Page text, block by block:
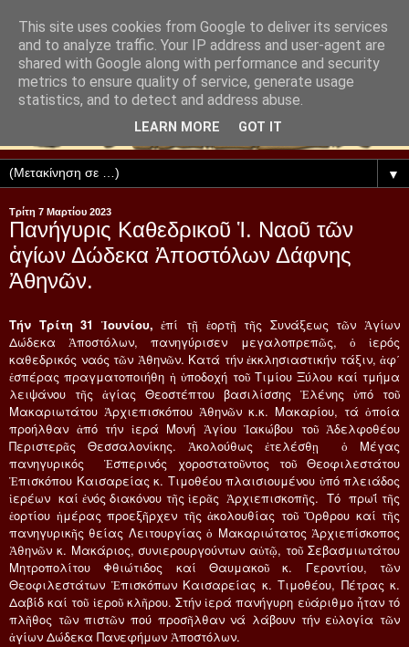
▼
Τρίτη 7 Μαρτίου 2023
Πανήγυρις Καθεδρικοῦ Ἱ. Ναοῦ τῶν
ἁγίων Δώδεκα Ἀποστόλων Δάφνης
Ἀθηνῶν.
Τήν Τρίτη 31 Ἰουνίου,ἐπί τῇ ἑορτῇ τῆς Συνάξεως τῶν Ἁγίων
Δώδεκα Ἀποστόλων, πανηγύρισεν μεγαλοπρεπῶς, ὁ ἱερός
καθεδρικός ναός τῶν Ἀθηνῶν. Κατά τήν ἐκκλησιαστικήν τάξιν, ἀφ΄
ἑσπέρας πραγματοποιήθη ἡ ὑποδοχή τοῦ Τιμίου Ξύλου καί τμήμα
λειψάνου τῆς ἁγίας Θεοστέπτου βασιλίσσης Ἐλένης ὑπό τοῦ
Μακαριωτάτου Ἀρχιεπισκόπου Ἀθηνῶν κ.κ. Μακαρίου, τά ὁποία
προήλθαν ἀπό τήν ἱερά Μονή Ἁγίου Ἰακώβου τοῦ Ἀδελφοθέου
Περιστερᾶς Θεσσαλονίκης. Ἀκολούθως ἐτελέσθῃ ὁ Μέγας
πανηγυρικός Ἑσπερινός χοροστατοῦντος τοῦ Θεοφιλεστάτου
Ἐπισκόπου Καισαρείας κ. Τιμοθέου πλαισιουμένου ὑπό πλειάδος
ἱερέων καί ἐνός διακόνου τῆς ἱερᾶς Ἀρχιεπισκοπῆς. Τό πρωΐ τῆς
ἑορτίου ἡμέρας προεξῆρχεν τῆς ἀκολουθίας τοῦ Ὄρθρου καί τῆς
πανηγυρικῆς θείας Λειτουργίας ὁ Μακαριώτατος Ἀρχιεπίσκοπος
Ἀθηνῶν κ. Μακάριος, συνιερουργούντων αὐτῷ, τοῦ Σεβασμιωτάτου
Μητροπολίτου Φθιώτιδος καί Θαυμακοῦ κ. Γεροντίου, τῶν
Θεοφιλεστάτων Ἐπισκόπων Καισαρείας κ. Τιμοθέου, Πέτρας κ.
Δαβίδ καί τοῦ ἱεροῦ κλῆρου. Στήν ἱερά πανήγυρη εὐάριθμο ἦταν τό
πλῆθος τῶν πιστῶν πού προσῆλθαν νά λάβουν τήν εὐλογία τῶν
ἁγίων Δώδεκα Πανεφήμων Ἀποστόλων.
This site uses cookies from Google to deliver its services
and to analyze traffic. Your IP address and user-agent are
shared with Google along with performance and security
metrics to ensure quality of service, generate usage
statistics, and to detect and address abuse.
LEARN MORE GOT IT